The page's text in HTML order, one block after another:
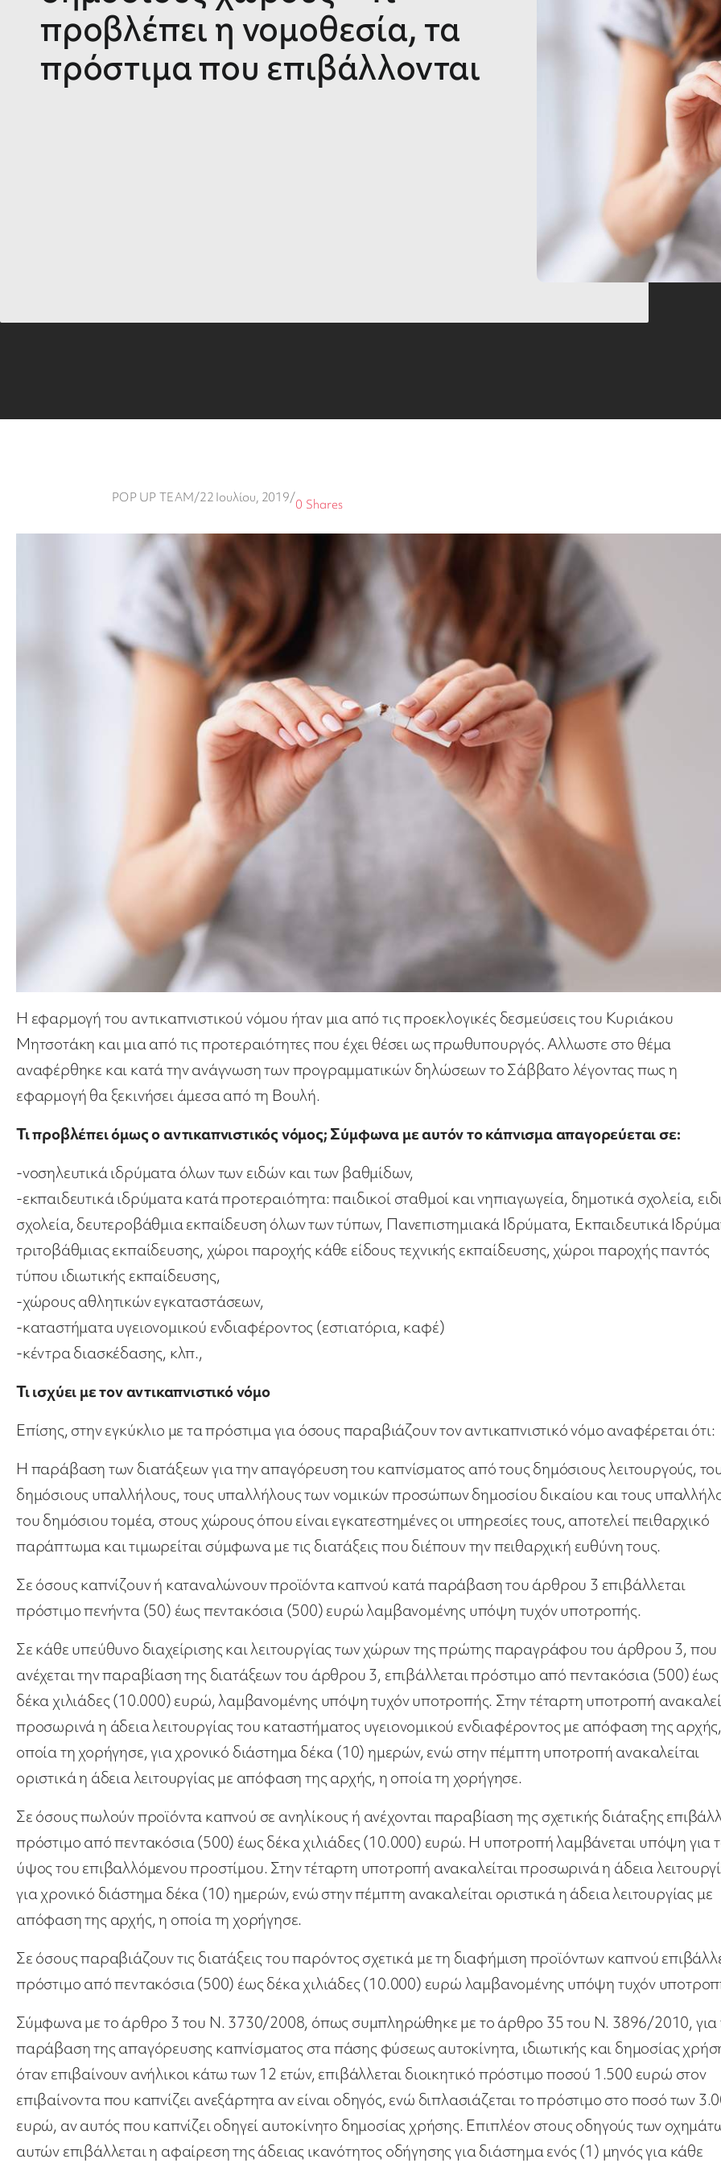
προβλέπει η νομοθεσία, τα
πρόστιμα που επιβάλλονται
POP UP TEAM/22 Ιουλίου, 2019/ Shares
0
Η εφαρμογή του αντικαπνιστικού νόμου ήταν μια από τις προεκλογικές δεσμεύσεις του Κυριάκου
Μητσοτάκη και μια από τις προτεραιότητες που έχει θέσει ως πρωθυπουργός. Αλλωστε στο θέμα
αναφέρθηκε και κατά την ανάγνωση των προγραμματικών δηλώσεων το Σάββατο λέγοντας πως η
εφαρμογή θα ξεκινήσει άμεσα από τη Βουλή.
Τι προβλέπει όμως ο αντικαπνιστικός νόμος; Σύμφωνα με αυτόν το κάπνισμα απαγορεύεται σε:
-νοσηλευτικά ιδρύματα όλων των ειδών και των βαθμίδων,
-εκπαιδευτικά ιδρύματα κατά προτεραιότητα: παιδικοί σταθμοί και νηπιαγωγεία, δημοτικά σχολεία,
σχολεία, δευτεροβάθμια εκπαίδευση όλων των τύπων, Πανεπιστημιακά Ιδρύματα, Εκπαιδευτικά
τριτοβάθμιας εκπαίδευσης, χώροι παροχής κάθε είδους τεχνικής εκπαίδευσης, χώροι παροχής παντός
τύπου ιδιωτικής εκπαίδευσης,
-χώρους αθλητικών εγκαταστάσεων,
-καταστήματα υγειονομικού ενδιαφέροντος (εστιατόρια, καφέ)
-κέντρα διασκέδασης, κλπ.,
Τι ισχύει με τον αντικαπνιστικό νόμο
Επίσης, στην εγκύκλιο με τα πρόστιμα για όσους παραβιάζουν τον αντικαπνιστικό νόμο αναφέρεται ότι:
Η παράβαση των διατάξεων για την απαγόρευση του καπνίσματος από τους δημόσιους λειτουργούς,
δημόσιους υπαλλήλους, τους υπαλλήλους των νομικών προσώπων δημοσίου δικαίου και τους
του δημόσιου τομέα, στους χώρους όπου είναι εγκατεστημένες οι υπηρεσίες τους, αποτελεί πειθαρχικό
παράπτωμα και τιμωρείται σύμφωνα με τις διατάξεις που διέπουν την πειθαρχική ευθύνη τους.
Σε όσους καπνίζουν ή καταναλώνουν προϊόντα καπνού κατά παράβαση του άρθρου 3 επιβάλλεται
πρόστιμο πενήντα (50) έως πεντακόσια (500) ευρώ λαμβανομένης υπόψη τυχόν υποτροπής.
Σε κάθε υπεύθυνο διαχείρισης και λειτουργίας των χώρων της πρώτης παραγράφου του άρθρου 3, που
ανέχεται την παραβίαση της διατάξεων του άρθρου 3, επιβάλλεται πρόστιμο από πεντακόσια (500) έως
δέκα χιλιάδες (10.000) ευρώ, λαμβανομένης υπόψη τυχόν υποτροπής. Στην τέταρτη υποτροπή
προσωρινά η άδεια λειτουργίας του καταστήματος υγειονομικού ενδιαφέροντος με απόφαση της
οποία τη χορήγησε, για χρονικό διάστημα δέκα (10) ημερών, ενώ στην πέμπτη υποτροπή ανακαλείται
οριστικά η άδεια λειτουργίας με απόφαση της αρχής, η οποία τη χορήγησε.
Σε όσους πωλούν προϊόντα καπνού σε ανηλίκους ή ανέχονται παραβίαση της σχετικής διάταξης
πρόστιμο από πεντακόσια (500) έως δέκα χιλιάδες (10.000) ευρώ. Η υποτροπή λαμβάνεται υπόψη για
ύψος του επιβαλλόμενου προστίμου. Στην τέταρτη υποτροπή ανακαλείται προσωρινά η άδεια
για χρονικό διάστημα δέκα (10) ημερών, ενώ στην πέμπτη ανακαλείται οριστικά η άδεια λειτουργίας με
απόφαση της αρχής, η οποία τη χορήγησε.
Σε όσους παραβιάζουν τις διατάξεις του παρόντος σχετικά με τη διαφήμιση προϊόντων καπνού
πρόστιμο από πεντακόσια (500) έως δέκα χιλιάδες (10.000) ευρώ λαμβανομένης υπόψη τυχόν
Σύμφωνα με το άρθρο 3 του Ν. 3730/2008, όπως συμπληρώθηκε με το άρθρο 35 του Ν. 3896/2010, για
παράβαση της απαγόρευσης καπνίσματος στα πάσης φύσεως αυτοκίνητα, ιδιωτικής και δημοσίας
όταν επιβαίνουν ανήλικοι κάτω των 12 ετών, επιβάλλεται διοικητικό πρόστιμο ποσού 1.500 ευρώ στον
επιβαίνοντα που καπνίζει ανεξάρτητα αν είναι οδηγός, ενώ διπλασιάζεται το πρόστιμο στο ποσό των
ευρώ, αν αυτός που καπνίζει οδηγεί αυτοκίνητο δημοσίας χρήσης. Επιπλέον στους οδηγούς των
αυτών επιβάλλεται η αφαίρεση της άδειας ικανότητος οδήγησης για διάστημα ενός (1) μηνός για κάθε